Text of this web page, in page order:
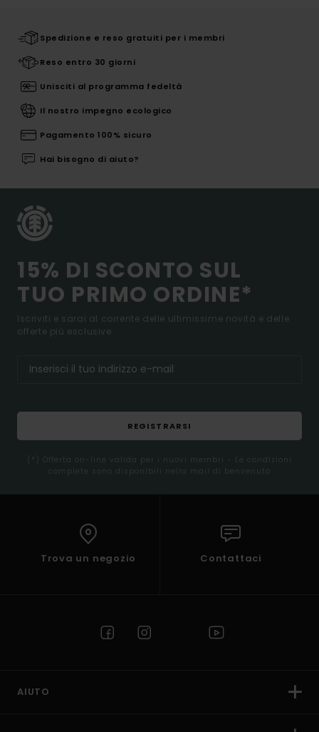
Spedizione e reso gratuiti per i membri
Reso entro 30 giorni
Unisciti al programma fedeltà
Il nostro impegno ecologico
Pagamento 100% sicuro
Hai bisogno di aiuto?
15% DI SCONTO SUL
TUO PRIMO ORDINE*
Iscriviti e sarai al corrente delle ultimissime novità e delle
offerte più esclusive.
REGISTRARSI
(*) Offerta on-line valida per i nuovi membri - Le condizioni
complete sono disponibili nella mail di benvenuto
Trova un negozio Contattaci
AIUTO